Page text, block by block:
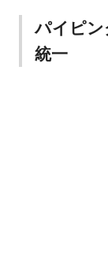
パイピン
統一